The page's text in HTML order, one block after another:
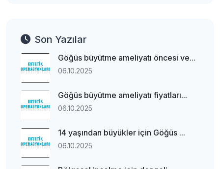
Son Yazılar
Göğüs büyütme ameliyatı öncesi ve...
06.10.2025
Göğüs büyütme ameliyatı fiyatları...
06.10.2025
14 yaşından büyükler için Göğüs ...
06.10.2025